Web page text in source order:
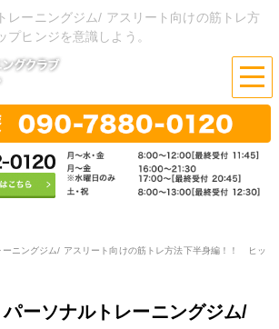
ーニングジム/ アスリート向けの筋トレ方
ヒンジを意識しよう。
ニングジム/ アスリート向けの筋トレ方法下半身編！！ ヒッ
ーソナルトレーニングジム/